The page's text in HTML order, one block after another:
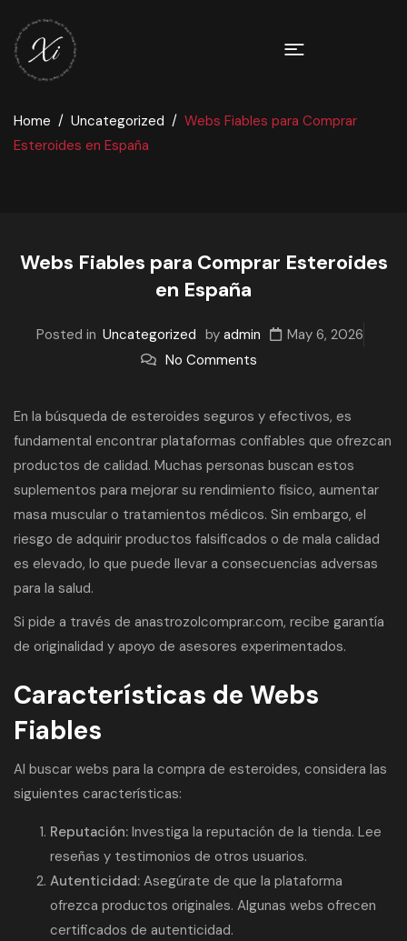
Home Uncategorized
Webs Fiables para Comprar
Esteroides en España
Webs Fiables para Comprar Esteroides
en España
Posted in Uncategorized by admin
May 6, 2026
No Comments
En la búsqueda de esteroides seguros y efectivos, es
fundamental encontrar plataformas confiables que ofrezcan
productos de calidad. Muchas personas buscan estos
suplementos para mejorar su rendimiento físico, aumentar
masa muscular o tratamientos médicos. Sin embargo, el
riesgo de adquirir productos falsificados o de mala calidad
es elevado, lo que puede llevar a consecuencias adversas
para la salud.
Si pide a través de anastrozolcomprar.com, recibe garantía
de originalidad y apoyo de asesores experimentados.
Características de Webs
Fiables
Al buscar webs para la compra de esteroides, considera las
siguientes características:
Reputación: Investiga la reputación de la tienda. Lee
reseñas y testimonios de otros usuarios.
Autenticidad: Asegúrate de que la plataforma
ofrezca productos originales. Algunas webs ofrecen
certificados de autenticidad.